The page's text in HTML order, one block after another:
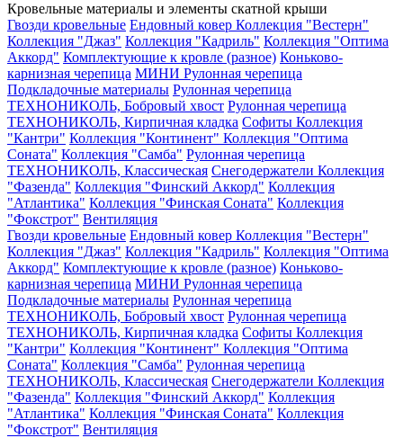
Кровельные материалы и элементы скатной крыши
Гвозди кровельные Ендовный ковер Коллекция "Вестерн"
Коллекция "Джаз" Коллекция "Кадриль" Коллекция "Оптима
Аккорд" Комплектующие к кровле (разное) Коньково-
карнизная черепица МИНИ Рулонная черепица
Подкладочные материалы Рулонная черепица
ТЕХНОНИКОЛЬ, Бобровый хвост Рулонная черепица
ТЕХНОНИКОЛЬ, Кирпичная кладка Софиты Коллекция
"Кантри" Коллекция "Континент" Коллекция "Оптима
Соната" Коллекция "Самба" Рулонная черепица
ТЕХНОНИКОЛЬ, Классическая Снегодержатели Коллекция
"Фазенда" Коллекция "Финский Аккорд" Коллекция
"Атлантика" Коллекция "Финская Соната" Коллекция
"Фокстрот" Вентиляция
Гвозди кровельные Ендовный ковер Коллекция "Вестерн"
Коллекция "Джаз" Коллекция "Кадриль" Коллекция "Оптима
Аккорд" Комплектующие к кровле (разное) Коньково-
карнизная черепица МИНИ Рулонная черепица
Подкладочные материалы Рулонная черепица
ТЕХНОНИКОЛЬ, Бобровый хвост Рулонная черепица
ТЕХНОНИКОЛЬ, Кирпичная кладка Софиты Коллекция
"Кантри" Коллекция "Континент" Коллекция "Оптима
Соната" Коллекция "Самба" Рулонная черепица
ТЕХНОНИКОЛЬ, Классическая Снегодержатели Коллекция
"Фазенда" Коллекция "Финский Аккорд" Коллекция
"Атлантика" Коллекция "Финская Соната" Коллекция
"Фокстрот" Вентиляция